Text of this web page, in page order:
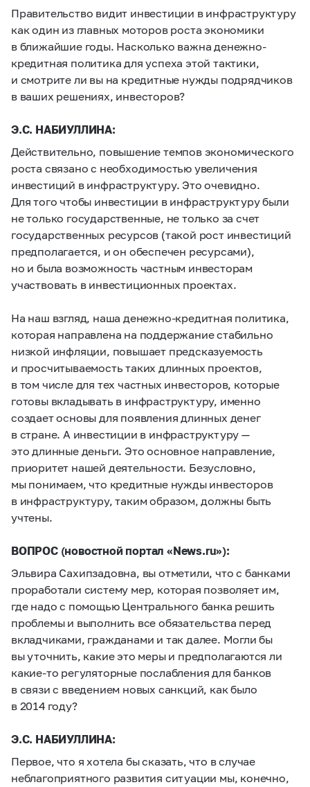
Правительство видит инвестиции в инфраструктуру
как один из главных моторов роста экономики
в ближайшие годы. Насколько важна денежно-
кредитная политика для успеха этой тактики,
и смотрите ли вы на кредитные нужды подрядчиков
в ваших решениях, инвесторов?
Э.С. НАБИУЛЛИНА:
Действительно, повышение темпов экономического
роста связано с необходимостью увеличения
инвестиций в инфраструктуру. Это очевидно.
Для того чтобы инвестиции в инфраструктуру были
не только государственные, не только за счет
государственных ресурсов (такой рост инвестиций
предполагается, и он обеспечен ресурсами),
но и была возможность частным инвесторам
участвовать в инвестиционных проектах.
На наш взгляд, наша денежно-кредитная политика,
которая направлена на поддержание стабильно
низкой инфляции, повышает предсказуемость
и просчитываемость таких длинных проектов,
в том числе для тех частных инвесторов, которые
готовы вкладывать в инфраструктуру, именно
создает основы для появления длинных денег
в стране. А инвестиции в инфраструктуру —
это длинные деньги. Это основное направление,
приоритет нашей деятельности. Безусловно,
мы понимаем, что кредитные нужды инвесторов
в инфраструктуру, таким образом, должны быть
учтены.
ВОПРОС (новостной портал «News.ru»):
Эльвира Сахипзадовна, вы отметили, что с банками
проработали систему мер, которая позволяет им,
где надо с помощью Центрального банка решить
проблемы и выполнить все обязательства перед
вкладчиками, гражданами и так далее. Могли бы
вы уточнить, какие это меры и предполагаются ли
какие-то регуляторные послабления для банков
в связи с введением новых санкций, как было
в 2014 году?
Э.С. НАБИУЛЛИНА:
Первое, что я хотела бы сказать, что в случае
неблагоприятного развития ситуации мы, конечно,